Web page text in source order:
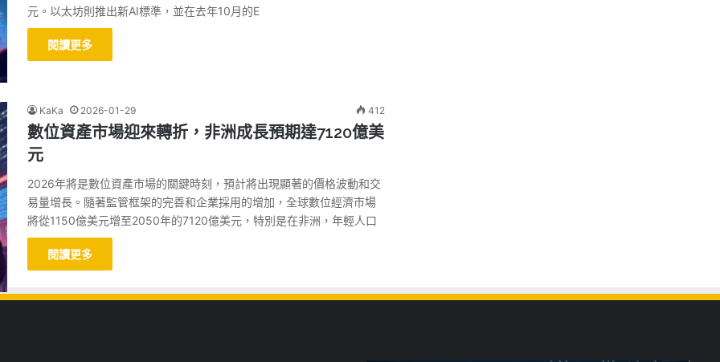
元。以太坊則推出新AI標準，並在去年10月的E
閱讀更多
KaKa 2026-01-29 412
數位資產市場迎來轉折，非洲成長預期達7120億美
元
2026年將是數位資產市場的關鍵時刻，預計將出現顯著的價格波動和交
易量增長。隨著監管框架的完善和企業採用的增加，全球數位經濟市場
將從1150億美元增至2050年的7120億美元，特別是在非洲，年輕人口
閱讀更多